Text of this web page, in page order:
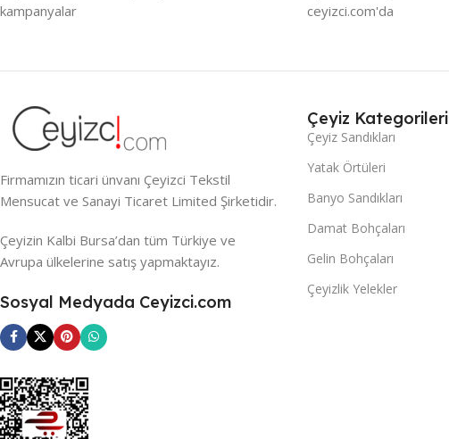
kampanyalar
ceyizci.com'da
Firmamızın ticari ünvanı Çeyizci Tekstil
Mensucat ve Sanayi Ticaret Limited Şirketidir.
Çeyizin Kalbi Bursa’dan tüm Türkiye ve
Avrupa ülkelerine satış yapmaktayız.
Sosyal Medyada Ceyizci.com
Çeyiz Kategorileri
Çeyiz Sandıkları
Yatak Örtüleri
Banyo Sandıkları
Damat Bohçaları
Gelin Bohçaları
Çeyizlik Yelekler